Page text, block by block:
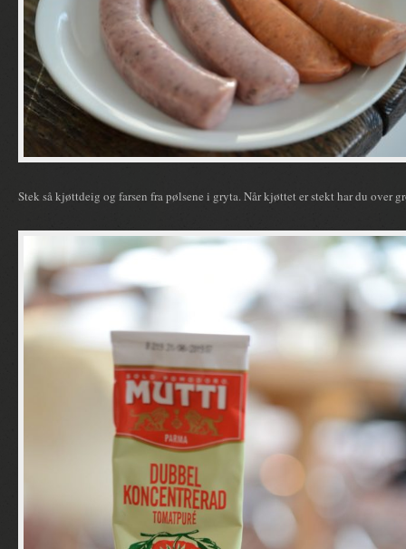
Stek så kjøttdeig og farsen fra pølsene i gryta. Når kjøttet er stekt har du over